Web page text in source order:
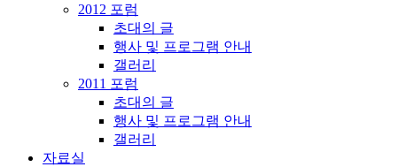
2012 포럼
초대의 글
행사 및 프로그램 안내
갤러리
2011 포럼
초대의 글
행사 및 프로그램 안내
갤러리
자료실